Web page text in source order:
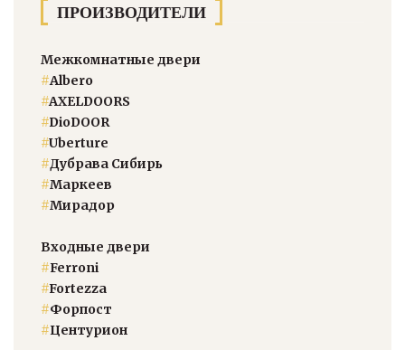
ПРОИЗВОДИТЕЛИ
Межкомнатные двери
#Albero
#AXELDOORS
#DioDOOR
#Uberture
#Дубрава Сибирь
#Маркеев
#Мирадор
Входные двери
#Ferroni
#Fortezza
#Форпост
#Центурион